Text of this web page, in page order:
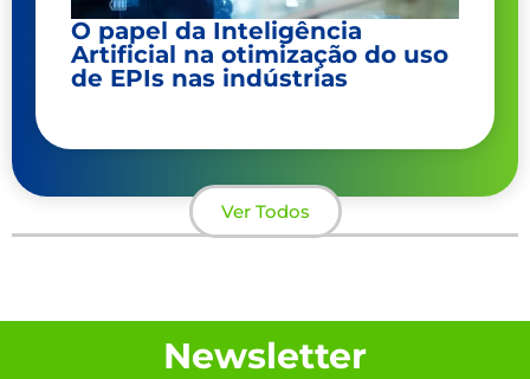
O papel da Inteligência
Artificial na otimização do uso
de EPIs nas indústrias
Ver Todos
Newsletter